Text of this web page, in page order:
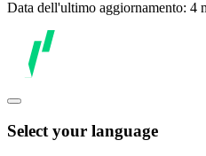
Data dell'ultimo aggiornamento: 4
Select your language